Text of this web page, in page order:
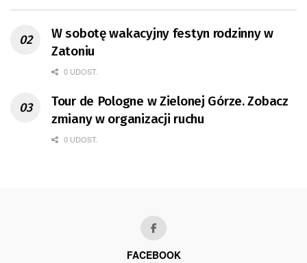
W sobotę wakacyjny festyn rodzinny w
Zatoniu
0 UDOST.
Tour de Pologne w Zielonej Górze. Zobacz
zmiany w organizacji ruchu
0 UDOST.
FACEBOOK